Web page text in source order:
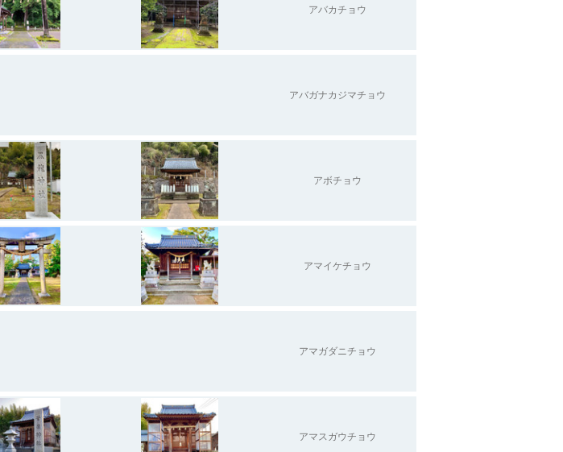
アバカチョウ
アバガナカジマチョウ
アボチョウ
アマイケチョウ
アマガダニチョウ
アマスガウチョウ